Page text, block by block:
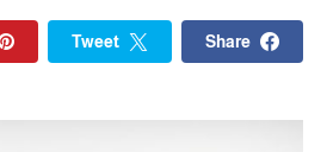
Share
Tweet